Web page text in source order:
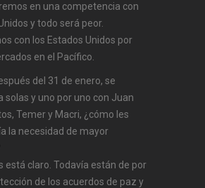
en una competencia con
y todo será peor.
con los Estados Unidos por
en el Pacífico.
del 31 de enero, se
solas y uno por uno con Juan
Temer y Macri, ¿cómo les
la necesidad de mayor
está claro. Todavía están de por
de los acuerdos de paz y